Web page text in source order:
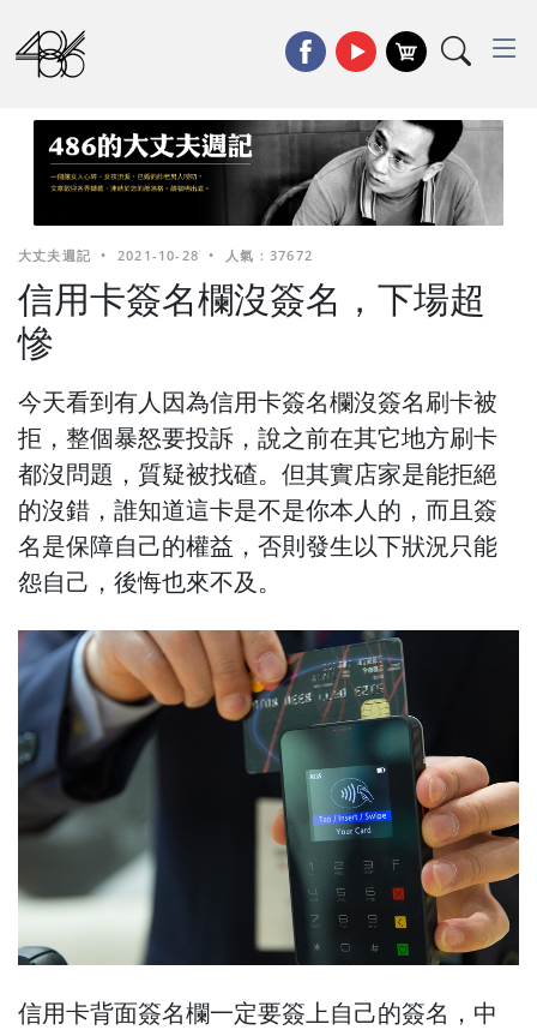
大丈夫週記 • 2021-10-28 • 人氣 : 37672
信用卡簽名欄沒簽名，下場超
慘
今天看到有人因為信用卡簽名欄沒簽名刷卡被
拒，整個暴怒要投訴，說之前在其它地方刷卡
都沒問題，質疑被找碴。但其實店家是能拒絕
的沒錯，誰知道這卡是不是你本人的，而且簽
名是保障自己的權益，否則發生以下狀況只能
怨自己，後悔也來不及。
信用卡背面簽名欄一定要簽上自己的簽名，中